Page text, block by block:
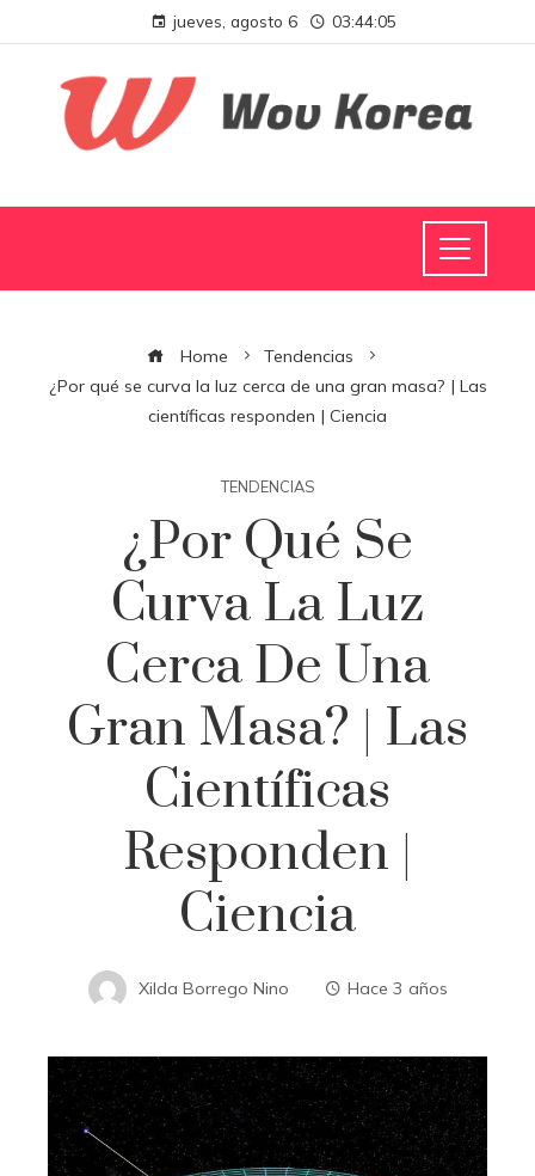
jueves, agosto 6 03:44:06
Home
Tendencias
¿Por qué se curva la luz cerca de una gran masa? | Las
científicas responden | Ciencia
TENDENCIAS
¿Por Qué Se
Curva La Luz
Cerca De Una
Gran Masa? | Las
Científicas
Responden |
Ciencia
Xilda Borrego Nino Hace 3 años